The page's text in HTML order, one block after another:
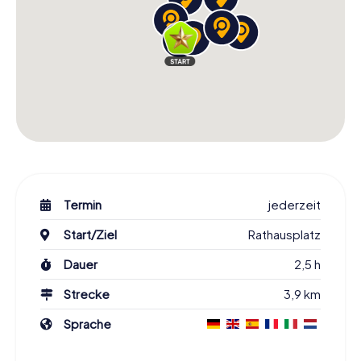
Termin
jederzeit
Start/Ziel
Rathausplatz
Dauer
2,5 h
Strecke
3,9 km
Sprache